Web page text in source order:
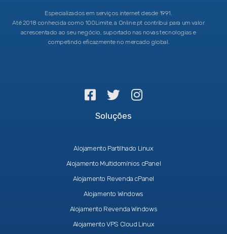
Especializados em serviços internet desde 1991.
Até 2018 conhecida como 100Limite, a Online.pt contribui para um valor
acrescentado ao seu negócio, suportado nas novas tecnologias e
competindo eficazmente no mercado global.
Soluções
Alojamento Partilhado Linux
Alojamento Multidomínios cPanel
Alojamento Revenda cPanel
Alojamento Windows
Alojamento Revenda Windows
Alojamento VPS Cloud Linux